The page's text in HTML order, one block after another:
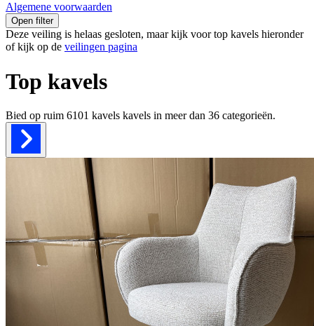
Algemene voorwaarden
Open filter
Deze veiling is helaas gesloten, maar kijk voor top kavels hieronder
of kijk op de veilingen pagina
Top kavels
Bied op ruim 6101 kavels kavels in meer dan 36 categorieën.